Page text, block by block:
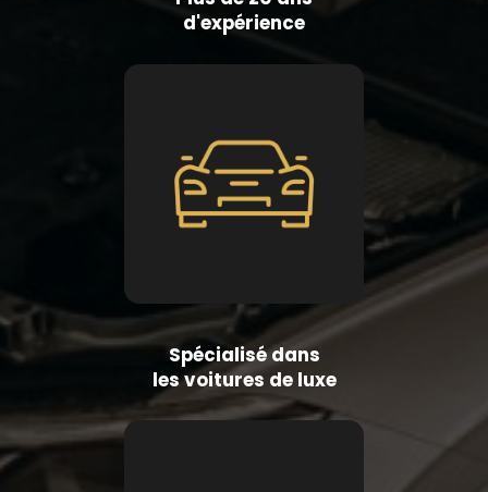
d'expérience
Spécialisé dans
les voitures de luxe